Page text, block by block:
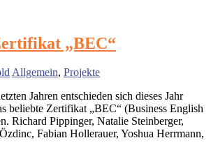
„BEC“
Allgemein, Projekte
Jahren entschieden sich dieses Jahr
beliebte Zertifikat „BEC“ (Business English
Richard Pippinger, Natalie Steinberger,
Fabian Hollerauer, Yoshua Herrmann,